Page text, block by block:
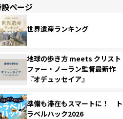
ページ
世界遺産ランキング
地球の歩き方 meets クリスト
ファー・ノーラン監督最新作
『オデュッセイア』
準備も滞在もスマートに！ ト
ラベルハック2026